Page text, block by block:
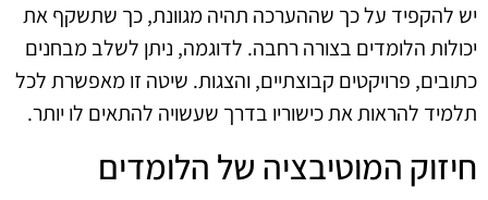
יש להקפיד על כך שההערכה תהיה מגוונת, כך שתשקף את
יכולות הלומדים בצורה רחבה. לדוגמה, ניתן לשלב מבחנים
כתובים, פרויקטים קבוצתיים, והצגות. שיטה זו מאפשרת לכל
תלמיד להראות את כישוריו בדרך שעשויה להתאים לו יותר.
חיזוק המוטיבציה של הלומדים